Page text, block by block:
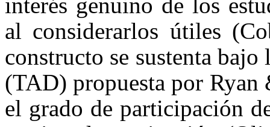
al considerarlos útiles
constructo se sustenta
(TAD) propuesta por
el grado de participación